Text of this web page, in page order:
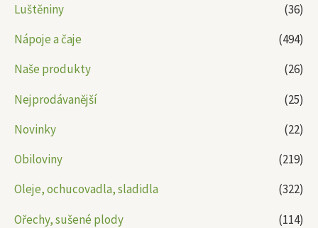
Luštěniny
(36)
Nápoje a čaje
(494)
Naše produkty
(26)
Nejprodávanější
(25)
Novinky
(22)
Obiloviny
(219)
Oleje, ochucovadla, sladidla
(322)
Ořechy, sušené plody
(114)